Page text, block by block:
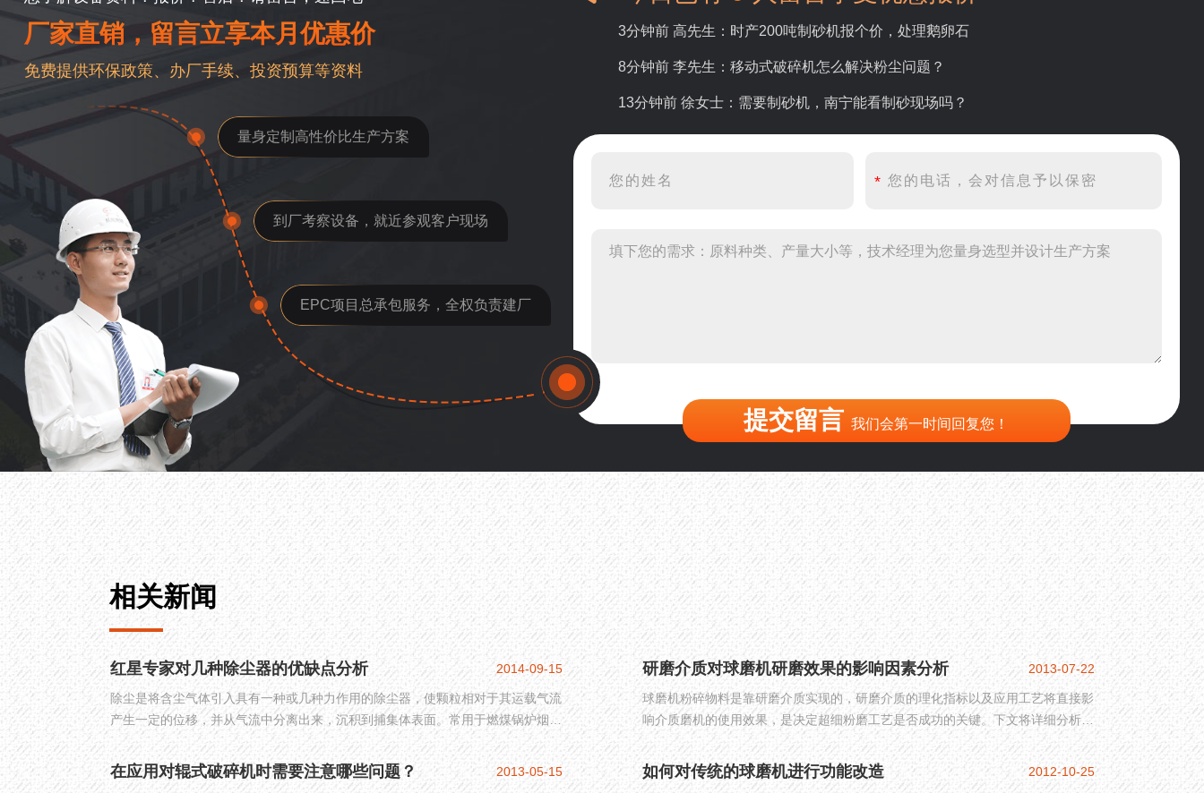
厂家直销，留言立享本月优惠价
免费提供环保政策、办厂手续、投资预算等资料
量身定制高性价比生产方案
到厂考察设备，就近参观客户现场
EPC项目总承包服务，全权负责建厂
3分钟前 高先生：时产200吨制砂机报个价，处理鹅卵石
8分钟前 李先生：移动式破碎机怎么解决粉尘问题？
13分钟前 徐女士：需要制砂机，南宁能看制砂现场吗？
16分钟前 程先生：破碎生产线出个方案及报价，有什么售后服务？
22分钟前 郑女士：想了解时产500吨锤破，加工石灰石
36分钟前 罗先生：每小时100吨左右的鄂破和反击破，推荐下型号
提交留言 我们会第一时间回复您！
相关新闻
红星专家对几种除尘器的优缺点分析
除尘是将含尘气体引入具有一种或几种力作用的除尘器，使颗粒相对于其运载气流
产生一定的位移，并从气流中分离出来，沉积到捕集体表面。常用于燃煤锅炉烟
气、水泥窑炉尾气、钢铁冶炼烟尘、装卸与粉碎工艺颗粒物捕集与去除。
2014-09-15 研磨介质对球磨机研磨效果的影响因素分析
球磨机粉碎物料是靠研磨介质实现的，研磨介质的理化指标以及应用工艺将直接影
响介质磨机的使用效果，是决定超细粉磨工艺是否成功的关键。下文将详细分析研
磨介质对球磨机研磨效果的影响因素。
2013-07-22
在应用对辊式破碎机时需要注意哪些问题？ 2013-05-15 如何对传统的球磨机进行功能改造 2012-10-25